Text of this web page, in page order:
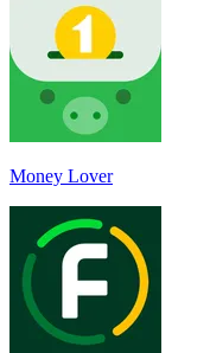
Money Lover